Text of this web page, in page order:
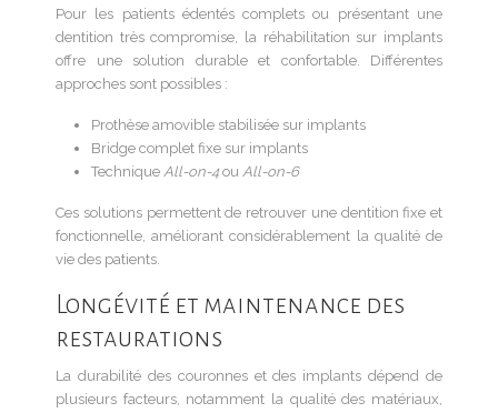
Pour les patients édentés complets ou présentant une
dentition très compromise, la réhabilitation sur implants
offre une solution durable et confortable. Différentes
approches sont possibles :
Prothèse amovible stabilisée sur implants
Bridge complet fixe sur implants
Technique All-on-4 ou All-on-6
Ces solutions permettent de retrouver une dentition fixe et
fonctionnelle, améliorant considérablement la qualité de
vie des patients.
Longévité et maintenance des
restaurations
La durabilité des couronnes et des implants dépend de
plusieurs facteurs, notamment la qualité des matériaux,